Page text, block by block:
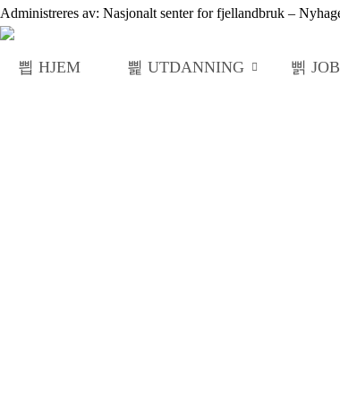
Administreres av: Nasjonalt senter for fjellandbruk –
HJEM UTDANNING